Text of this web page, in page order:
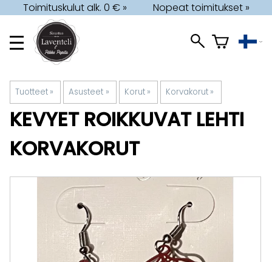
Toimituskulut alk. 0 € » Nopeat toimitukset »
Tuotteet ‪» Asusteet ‪» Korut ‪» Korvakorut ‪»
KEVYET ROIKKUVAT LEHTI
KORVAKORUT